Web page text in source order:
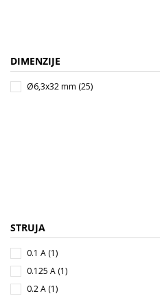
DIMENZIJE
Ø6,3x32 mm (25)
STRUJA
0.1 A (1)
0.125 A (1)
0.2 A (1)